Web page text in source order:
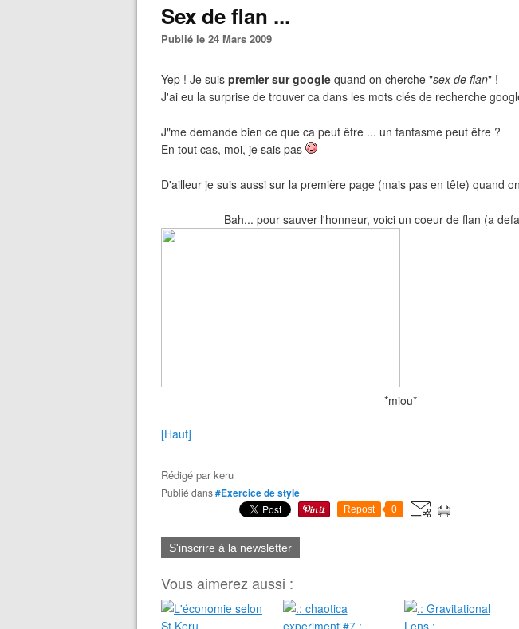
Sex de flan ...
Publié le 24 Mars 2009
Yep ! Je suis premier sur google quand on cherche "sex de flan" !
J'ai eu la surprise de trouver ca dans les mots clés de recherche
J"me demande bien ce que ca peut être ... un fantasme peut être ?
En tout cas, moi, je sais pas
D'ailleur je suis aussi sur la première page (mais pas en tête) quand
Bah... pour sauver l'honneur, voici un coeur de flan (a
*miou*
[Haut]
Rédigé parkeru
Publié dans#Exercice de style
Repost 0
S'inscrire à la newsletter
Vous aimerez aussi :